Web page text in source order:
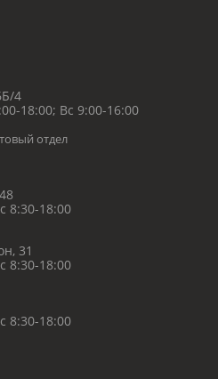
4
18:00; Вс 9:00-16:00
отдел
8:30-18:00
31
8:30-18:00
8:30-18:00